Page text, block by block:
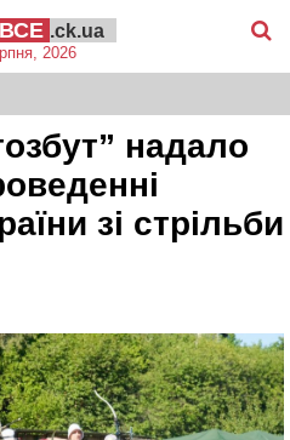
ВСЕ .ck.ua
2026
надало
зі стрільби